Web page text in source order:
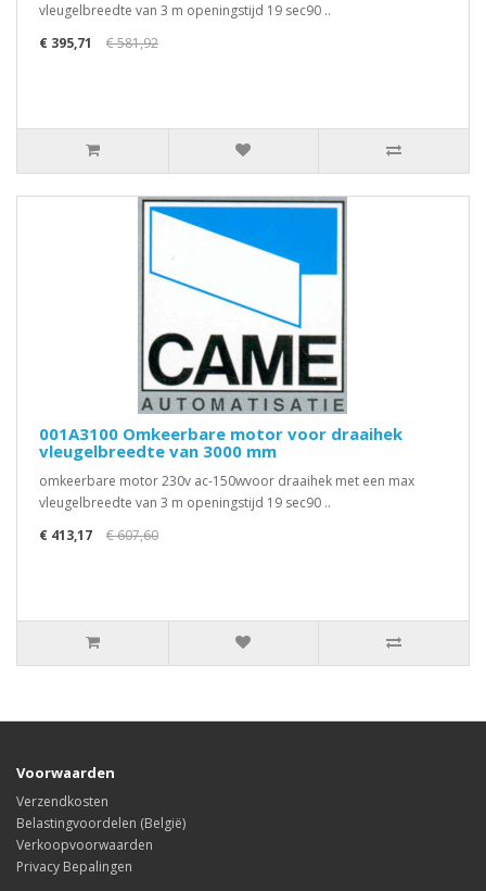
vleugelbreedte van 3 m openingstijd 19 sec90 ..
€ 395,71
€ 581,92
001A3100 Omkeerbare motor voor draaihek
vleugelbreedte van 3000 mm
omkeerbare motor 230v ac-150wvoor draaihek met een max
vleugelbreedte van 3 m openingstijd 19 sec90 ..
€ 413,17
€ 607,60
Voorwaarden
Verzendkosten
Belastingvoordelen (België)
Verkoopvoorwaarden
Privacy Bepalingen